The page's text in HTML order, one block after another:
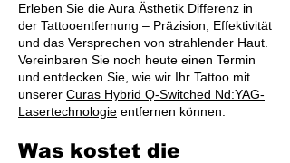
Erleben Sie die Aura Ästhetik Differenz in
der Tattooentfernung – Präzision, Effektivität
und das Versprechen von strahlender Haut.
Vereinbaren Sie noch heute einen Termin
und entdecken Sie, wie wir Ihr Tattoo mit
unserer Curas Hybrid Q-Switched Nd:YAG-
Lasertechnologie entfernen können.
Was kostet die